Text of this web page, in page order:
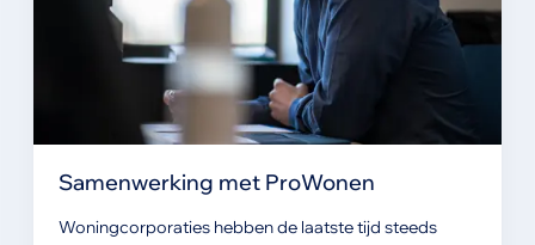
Samenwerking met ProWonen
Woningcorporaties hebben de laatste tijd steeds